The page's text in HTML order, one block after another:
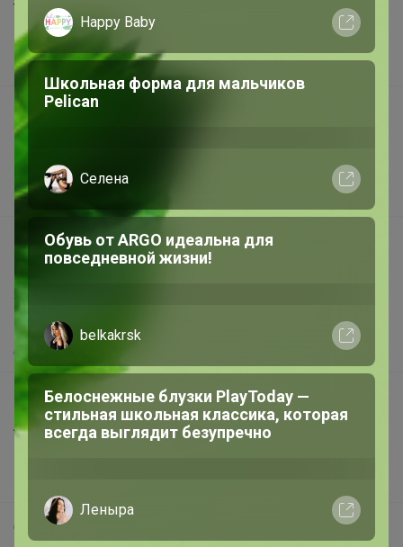
Торговые марки
Наша команда
В наличии
Подарочные сертификаты
Реклама на сайте
Поставщикам
Вакансии
support@24-ok.ru
Написать в поддержку
Защита покупателя
Помощь
О нас
Все предложения
Анонсы
Самое выгодное
Happy Baby
Школьная форма для мальчиков
Pelican
Селена
Обувь от ARGO идеальна для
повседневной жизни!
belkakrsk
Белоснежные блузки PlayToday —
стильная школьная классика, которая
всегда выглядит безупречно
Леныра